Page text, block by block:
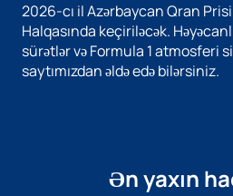
2026-cı il Azərbaycan Qran Prisi
Halqasında keçiriləcək.
sürətlər və Formula 1 atmosferi
saytımızdan əldə edə bilərsiniz.
Ən yaxın